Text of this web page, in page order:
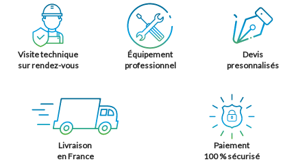
Visite technique
sur rendez-vous
Équipement
professionnel
Devis
presonnalisés
Livraison
en France
Paiement
100 % sécurisé